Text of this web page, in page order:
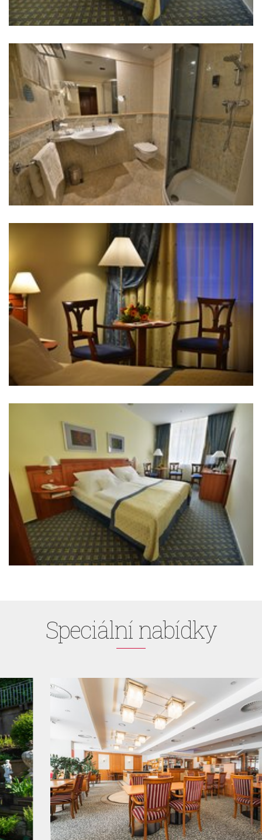
Speciální nabídky